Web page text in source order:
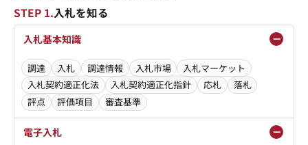
STEP 1.入札を知る
入札基本知識
調達 入札 調達情報 入札市場
入札マーケット
入札契約適正化法
入札契約適正化指針 応札
落札
評点
評価項目 審査基準
電子入札